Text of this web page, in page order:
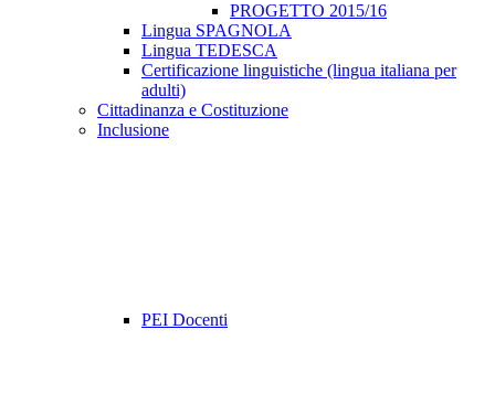
PROGETTO 2015/16
Lingua SPAGNOLA
Lingua TEDESCA
Certificazione linguistiche (lingua italiana per
adulti)
Cittadinanza e Costituzione
Inclusione
PEI Docenti